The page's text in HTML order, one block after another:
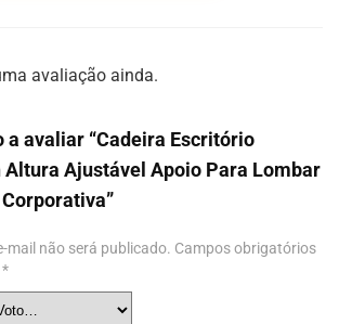
avaliação ainda.
a avaliar “Cadeira Escritório
Ajustável Apoio Para Lombar
mail não será publicado. Campos obrigatórios
*